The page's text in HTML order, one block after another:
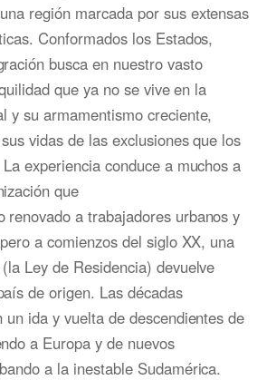
región marcada por sus extensas
Conformados los Estados,
busca en nuestro vasto
que ya no se vive en la
y su armamentismo creciente,
vidas de las exclusiones que los
experiencia conduce a muchos a
que
renovado a trabajadores urbanos y
a comienzos del siglo XX, una
Ley de Residencia) devuelve
de origen. Las décadas
un ida y vuelta de descendientes de
a Europa y de nuevos
a la inestable Sudamérica.